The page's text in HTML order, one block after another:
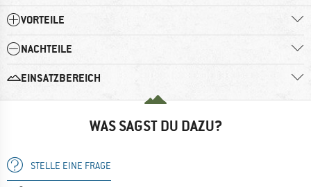
VORTEILE
NACHTEILE
EINSATZBEREICH
WAS SAGST DU DAZU?
STELLE EINE FRAGE